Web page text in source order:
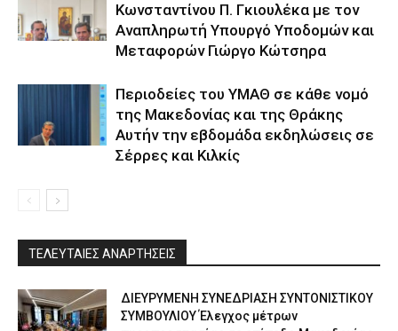
Κωνσταντίνου Π. Γκιουλέκα με τον
Αναπληρωτή Υπουργό Υποδομών και
Μεταφορών Γιώργο Κώτσηρα
Περιοδείες του ΥΜΑΘ σε κάθε νομό
της Μακεδονίας και της Θράκης
Αυτήν την εβδομάδα εκδηλώσεις σε
Σέρρες και Κιλκίς
ΤΕΛΕΥΤΑΙΕΣ ΑΝΑΡΤΗΣΕΙΣ
ΔΙΕΥΡΥΜΕΝΗ ΣΥΝΕΔΡΙΑΣΗ ΣΥΝΤΟΝΙΣΤΙΚΟΥ
ΣΥΜΒΟΥΛΙΟΥ Έλεγχος μέτρων